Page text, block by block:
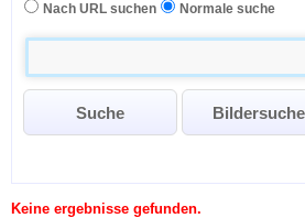
Nach URL suchen Normale suche
Keine ergebnisse gefunden.